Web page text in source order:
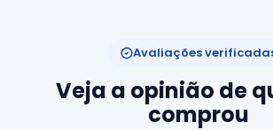
Avaliações
Veja a opinião de
comprou